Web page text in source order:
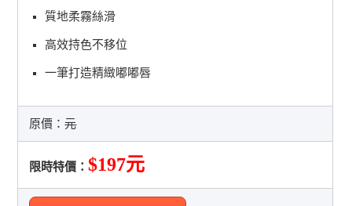
質地柔霧絲滑
高效持色不移位
一筆打造精緻嘟嘟唇
原價：元
限時特價：$197元